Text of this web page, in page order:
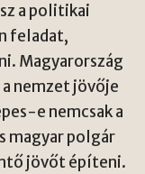
a politikai
feladat,
Magyarország
nemzet jövője
e nemcsak a
magyar polgár
jövőt építeni.